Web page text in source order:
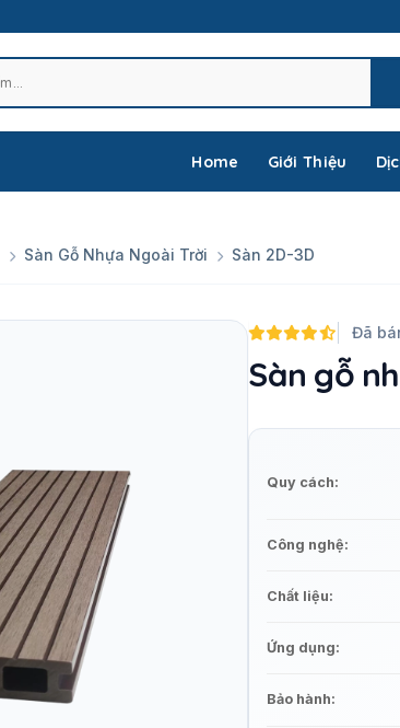
Home Giới Thiệu
Sàn Gỗ Nhựa Ngoài Trời Sàn 2D-3D
Đã
Sàn gỗ
Quy cách:
Công nghệ:
Chất liệu:
Ứng dụng:
Bảo hành: